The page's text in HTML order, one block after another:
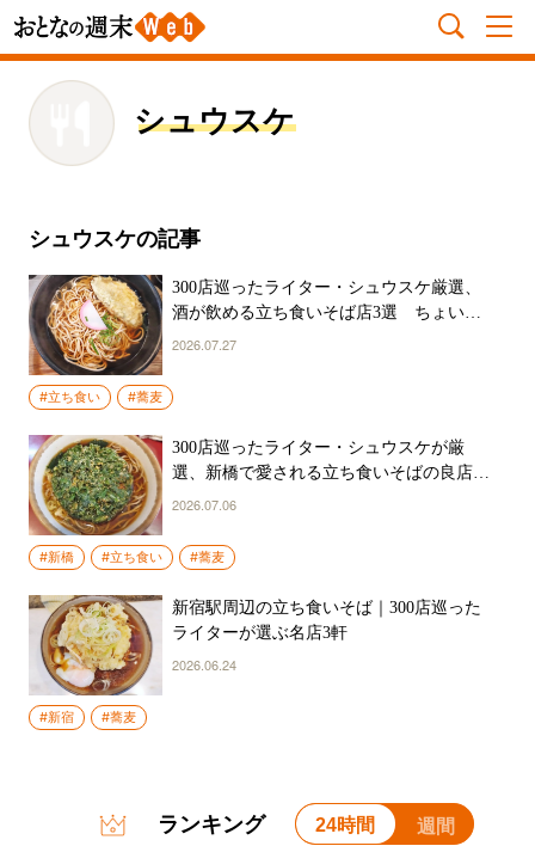
シュウスケ
シュウスケの記事
300店巡ったライター・シュウスケ厳選、
酒が飲める立ち食いそば店3選 ちょい飲
み派におすすめ！
2026.07.27
#立ち食い #蕎麦
300店巡ったライター・シュウスケが厳
選、新橋で愛される立ち食いそばの良店3
選
2026.07.06
#新橋 #立ち食い #蕎麦
新宿駅周辺の立ち食いそば｜300店巡った
ライターが選ぶ名店3軒
2026.06.24
#新宿 #蕎麦
ランキング 24時間 週間